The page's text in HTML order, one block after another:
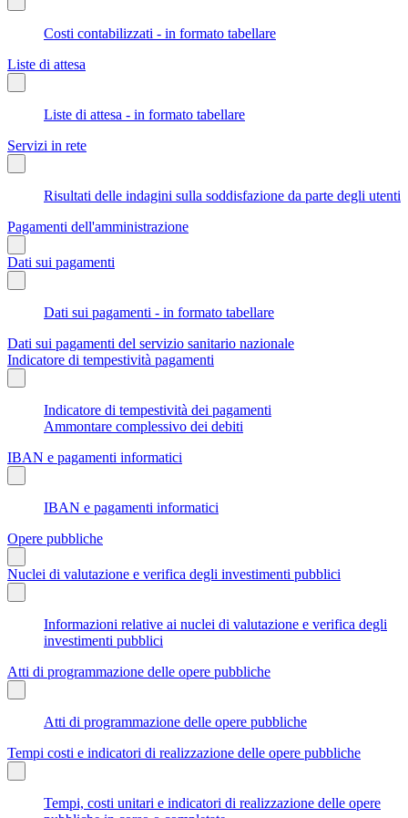
Costi contabilizzati - in formato tabellare
Liste di attesa
Liste di attesa - in formato tabellare
Servizi in rete
Risultati delle indagini sulla soddisfazione da parte degli utenti
Pagamenti dell'amministrazione
Dati sui pagamenti
Dati sui pagamenti - in formato tabellare
Dati sui pagamenti del servizio sanitario nazionale
Indicatore di tempestività pagamenti
Indicatore di tempestività dei pagamenti
Ammontare complessivo dei debiti
IBAN e pagamenti informatici
IBAN e pagamenti informatici
Opere pubbliche
Nuclei di valutazione e verifica degli investimenti pubblici
Informazioni relative ai nuclei di valutazione e verifica degli
investimenti pubblici
Atti di programmazione delle opere pubbliche
Atti di programmazione delle opere pubbliche
Tempi costi e indicatori di realizzazione delle opere pubbliche
Tempi, costi unitari e indicatori di realizzazione delle opere